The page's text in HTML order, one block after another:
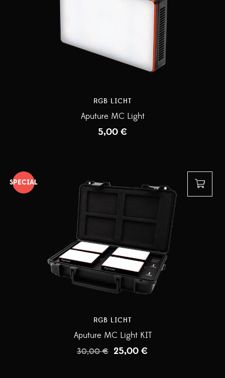
RGB LICHT
Aputure MC Light
5,00 €
SPECIAL
RGB LICHT
Aputure MC Light KIT
30,00€ 25,00 €